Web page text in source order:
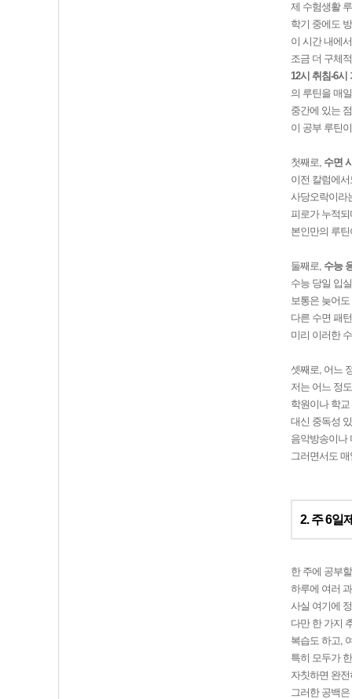
제 수험생활
학기 중에도
이 시간 내에
조금 더 구체
12시 취침-6시
의 루틴을 매
중간에 있는
이 공부 루틴
첫째로, 수면
이전 칼럼에
사당오락이라
피로가 누적
본인만의 루
둘째로, 수능
수능 당일 입
보통은 늦어
다른 수면 패
미리 이러한
셋째로, 어느
저는 어느 정
학원이나 학
대신 중독성
음악방송이나
그러면서도
2. 주 6일
한 주에 공부
하루에 여러
사실 여기에
다만 한 가지
복습도 하고,
특히 모두가
자칫하면 완
그러한 공백